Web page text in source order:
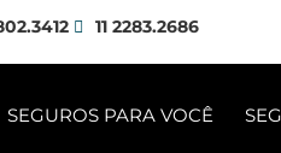
11 2283.2686
SEGUROS PARA VOCÊ